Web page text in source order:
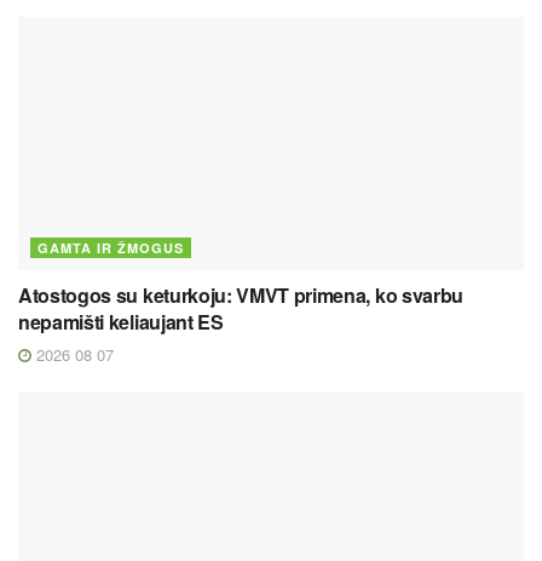
GAMTA IR ŽMOGUS
Atostogos su keturkoju: VMVT primena, ko svarbu
nepamišti keliaujant ES
2026 08 07